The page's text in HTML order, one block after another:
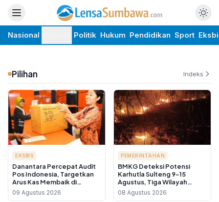
Nasional Politik Hukum Pendidikan Sport
Pilihan Indeks
EKSBIS
Danantara Percepat Audit
Pos Indonesia, Targetkan
Arus Kas Membaik di
Tengah Transformasi BUMN
Logistik
09 Agustus 2026
PEMERINTAHAN
BMKG Deteksi Potensi
Karhutla Sulteng 9-15
Agustus, Tiga Wilayah
Masuk Kategori Sangat
Tinggi
08 Agustus 2026